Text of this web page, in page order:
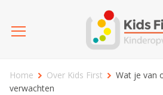
Home Over Kids First
Wat je van
verwachten